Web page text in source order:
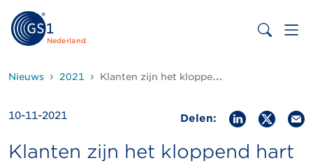
Nederland
Nieuws 2021 Klanten zijn het kloppend hart van bedrijven
10-11-2021 Delen:
Klanten zijn het kloppend hart